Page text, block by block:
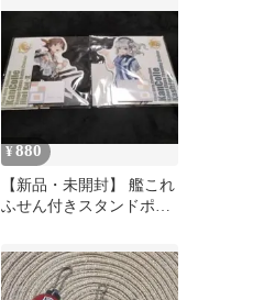
¥880
【新品・未開封】 艦これ
ふせん付きスタンドポッ